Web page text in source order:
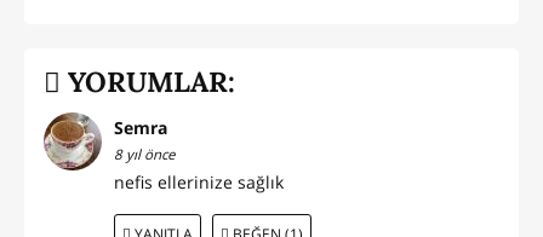
YORUMLAR:
Semra
8 yıl önce
nefis ellerinize sağlık